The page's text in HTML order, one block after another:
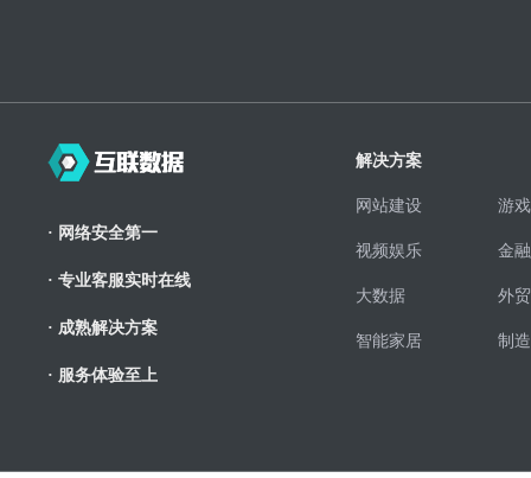
· 网络安全第一
· 专业客服实时在线
· 成熟解决方案
· 服务体验至上
解决方案
网站建设 游
视频娱乐 金
大数据 外
智能家居 制